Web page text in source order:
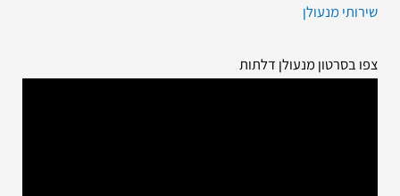
שירותי מנעולן
צפו בסרטון מנעולן דלתות